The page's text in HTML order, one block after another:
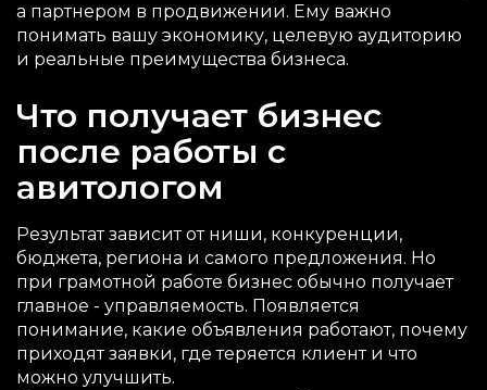
а партнером в продвижении. Ему важно
понимать вашу экономику, целевую аудиторию
и реальные преимущества бизнеса.
Что получает бизнес
после работы с
авитологом
Результат зависит от ниши, конкуренции,
бюджета, региона и самого предложения. Но
при грамотной работе бизнес обычно получает
главное - управляемость. Появляется
понимание, какие объявления работают, почему
приходят заявки, где теряется клиент и что
можно улучшить.